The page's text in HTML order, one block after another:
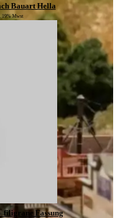
Bauart Hella
19% Mwst
filigrane Fassung